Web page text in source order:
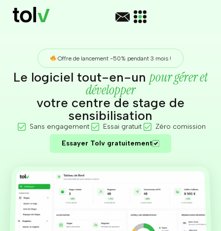
Offre de lancement -50% pendant 3 mois !
Le logiciel tout-en-un pour gérer et
développer
votre centre de stage de
sensibilisation
Sans engagement Essai gratuit
Zéro comission
Essayer Tolv gratuitement